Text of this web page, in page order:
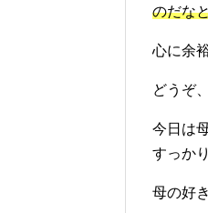
のだな
心に余
どうぞ
今日は
すっか
母の好